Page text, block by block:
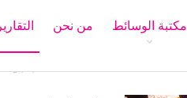
مكتبة الوسائط من نحن التقارير